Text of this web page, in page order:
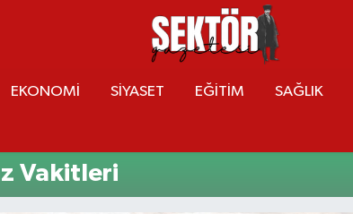
EKONOMİ SİYASET EĞİTİM SAĞLIK
Vakitleri